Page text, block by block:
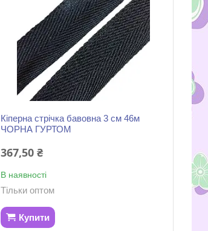
Кіперна стрічка бавовна 3 см 46м
ЧОРНА ГУРТОМ
367,50 ₴
В наявності
Тільки оптом
Купити